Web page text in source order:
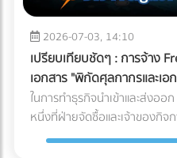
ความชื้นที่สะสมอยู่ตลอดเวล
ของคอนกรีต ผลลัพธ์ที่ตามมาห
เป็นสนิมและดันปูนแตก: ความชื้
โครงสร้างพื้นคอนกรีต ทำให้เ
ร่อน (Spalling Concrete) ฝ้า
ลงมาจะหยดใส่ฝ้าเพดานชั้นล่า
หรือทะลุพังลงมา ทำลายเฟอร์นิ
ทั้งหมด ค่าซ่อมแซมที่แพงกว่า
จากอาหารจนเกิดสภาวะ
แห้งกระด้างและเสียรสชาติ) พ
(เช่น ไนลอนประกบ PE) มีควา
เจาะทะลุจากความแหลมคมขอ
"รีไซเคิลไม่ได้" ในขณะที่หากคุ
ย่อยสลายได้ (เช่น PLA) วัสดุเห
แถมยังมีอัตราการซึมผ่านของ
2026-07-03, 14:10
เปรียบเทียบชัดๆ : การจ้าง
เอกสาร "พิกัดศุลกากรและเ
เอง
ในการทำธุรกิจนำเข้าและส่งอ
หนึ่งที่ฝ่ายจัดซื้อและเจ้าของกิ
ประหยัดต้นทุนคือ "ค่าบริการ